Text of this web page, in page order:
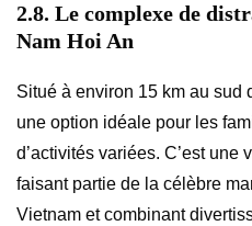
2.8. Le complexe de
Nam Hoi An
Situé à environ 15 km au sud
une option idéale pour les
d’activités variées. C’est
faisant partie de la célèbre
Vietnam et combinant